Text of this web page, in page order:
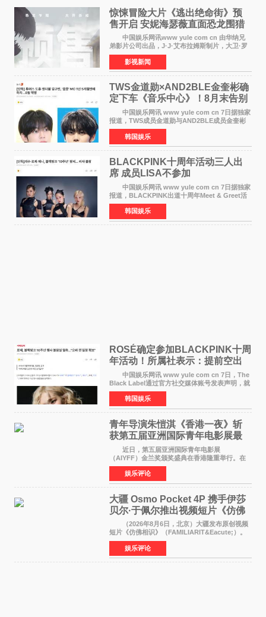
惊悚冒险大片《逃出绝命街》预
售开启 安妮海瑟薇直面恐龙围猎
中国娱乐网讯www yule com cn 由华纳兄
弟影片公司出品，J·J·艾布拉姆斯制片，大卫·罗
伯特·米切尔执导，好莱坞巨星安妮·海瑟薇和伊万
·麦克格雷格领衔主演的2026暑期惊悚冒险大片
《逃出绝
影视新闻
TWS金道勋×AND2BLE金奎彬确
定下车《音乐中心》！8月末告别
MC席位
中国娱乐网讯 www yule com cn 7日据独家
报道，TWS成员金道勋与AND2BLE成员金奎彬
将于8月离开《音乐中心》MC的位置。 金道
勋与金奎彬于去年3月与H2H A-NA一起被选为
《音乐中心》MC，约1
韩国娱乐
BLACKPINK十周年活动三人出
席 成员LISA不参加
中国娱乐网讯 www yule com cn 7日据独家
报道，BLACKPINK出道十周年Meet & Greet活
动将由智秀、ROS&Eacute;、JENNIE出席，
LISA将缺席。 此前BLACKPINK所属社YG并
未为组合出道十周年做
韩国娱乐
ROSÉ确定参加BLACKPINK十周
年活动！所属社表示：提前空出
了时间
中国娱乐网讯 www yule com cn 7日，The
Black Label通过官方社交媒体账号发表声明，就
近期网络上关于ROS&Eacute;个人行程及是否参
加BLACKPINK出道纪念活动的种种猜测作出正
式回应。 Th
韩国娱乐
青年导演朱愷淇《香港一夜》斩
获第五届亚洲国际青年电影展最
佳剧本改编奖
近日，第五届亚洲国际青年电影展
（AIYFF）金兰奖颁奖盛典在香港隆重举行。在
这场汇聚数百位海内外电影人、文化界人士及媒
体代表的亚洲青年影视盛会上，香港本土电影
《香港一夜》（Dawn in Ho
娱乐评论
大疆 Osmo Pocket 4P 携手伊莎
贝尔·于佩尔推出视频短片《仿佛
相识》
（2026年8月6日，北京）大疆发布原创视频
短片《仿佛相识》（FAMILIARIT&Eacute;）。
视频短片由戛纳国际电影节最佳女演员伊莎贝尔·
于佩尔（Isabelle Huppert）主演，全程使用大
疆首款双主摄口
娱乐评论